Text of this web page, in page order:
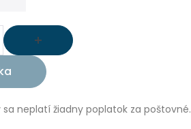
neplatí žiadny poplatok za poštovné.